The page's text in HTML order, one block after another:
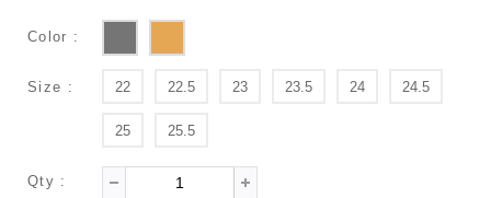
Color :
Size : 22 22.5 23 23.5 24 24.5
25 25.5
Qty :